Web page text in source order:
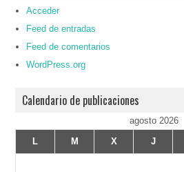
Acceder
Feed de entradas
Feed de comentarios
WordPress.org
Calendario de publicaciones
agosto 2026
L
M X J